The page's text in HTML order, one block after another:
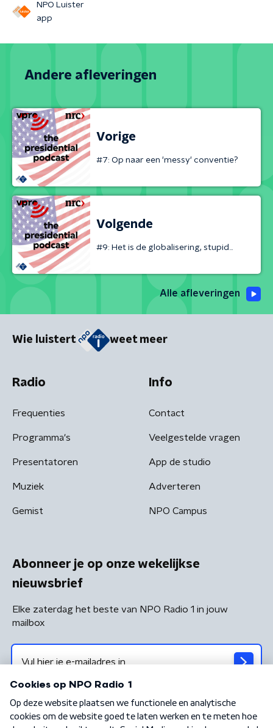
NPO Luister
app
Andere afleveringen
Vorige
#7: Op naar een 'messy' conventie?
Volgende
#9: Het is de globalisering, stupid...
Alle afleveringen
Wie luistert weet meer
Radio
Frequenties
Programma's
Presentatoren
Muziek
Gemist
Info
Contact
Veelgestelde vragen
App de studio
Adverteren
NPO Campus
Abonneer je op onze wekelijkse
nieuwsbrief
Elke zaterdag het beste van NPO Radio 1 in jouw
mailbox